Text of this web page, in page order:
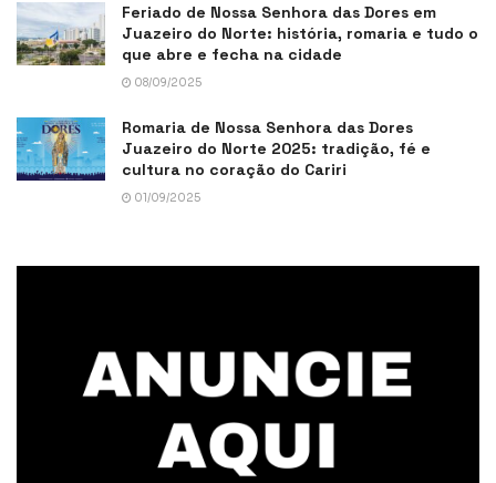
Feriado de Nossa Senhora das Dores em
Juazeiro do Norte: história, romaria e tudo o
que abre e fecha na cidade
08/09/2025
Romaria de Nossa Senhora das Dores
Juazeiro do Norte 2025: tradição, fé e
cultura no coração do Cariri
01/09/2025